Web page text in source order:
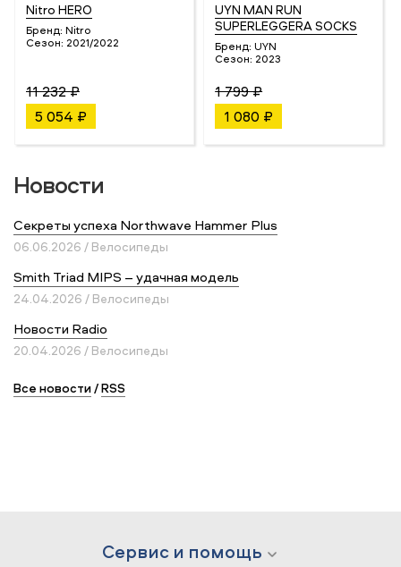
Nitro HERO
Бренд: Nitro
Сезон: 2021/2022
11 232 ₽
5 054 ₽
UYN MAN RUN
SUPERLEGGERA SOCKS
Бренд: UYN
Сезон: 2023
1 799 ₽
1 080 ₽
Новости
Секреты успеха Northwave Hammer Plus
06.06.2026 / Велосипеды
Smith Triad MIPS – удачная модель
24.04.2026 / Велосипеды
Новости Radio
20.04.2026 / Велосипеды
Все новости/RSS
Сервис и помощь